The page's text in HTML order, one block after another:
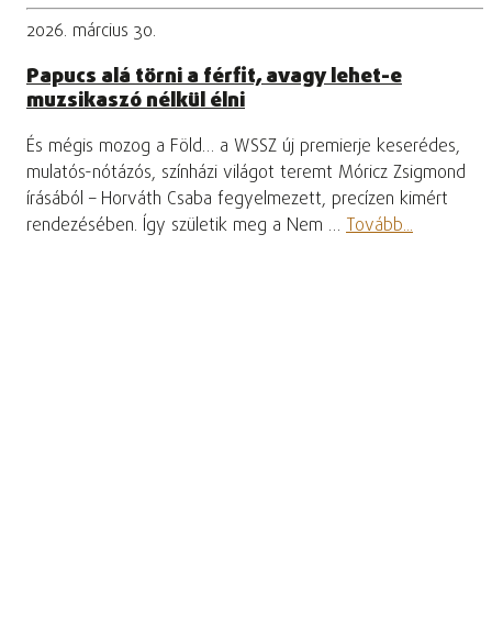
2026. március 30.
Papucs alá törni a férfit, avagy lehet-e
muzsikaszó nélkül élni
És mégis mozog a Föld… a WSSZ új premierje keserédes,
mulatós-nótázós, színházi világot teremt Móricz Zsigmond
írásából – Horváth Csaba fegyelmezett, precízen kimért
rendezésében. Így születik meg a Nem … Tovább...